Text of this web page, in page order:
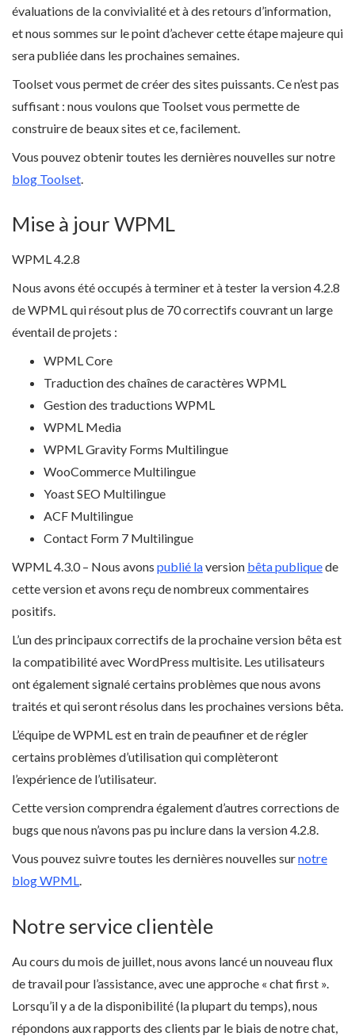
évaluations de la convivialité et à des retours d’information,
et nous sommes sur le point d’achever cette étape majeure qui
sera publiée dans les prochaines semaines.
Toolset vous permet de créer des sites puissants. Ce n’est pas
suffisant : nous voulons que Toolset vous permette de
construire de beaux sites et ce, facilement.
Vous pouvez obtenir toutes les dernières nouvelles sur notre
blog Toolset.
Mise à jour WPML
WPML 4.2.8
Nous avons été occupés à terminer et à tester la version 4.2.8
de WPML qui résout plus de 70 correctifs couvrant un large
éventail de projets :
WPML Core
Traduction des chaînes de caractères WPML
Gestion des traductions WPML
WPML Media
WPML Gravity Forms Multilingue
WooCommerce Multilingue
Yoast SEO Multilingue
ACF Multilingue
Contact Form 7 Multilingue
WPML 4.3.0 – Nous avons publié laversion bêta publiquede
cette version et avons reçu de nombreux commentaires
positifs.
L’un des principaux correctifs de la prochaine version bêta est
la compatibilité avec WordPress multisite. Les utilisateurs
ont également signalé certains problèmes que nous avons
traités et qui seront résolus dans les prochaines versions bêta.
L’équipe de WPML est en train de peaufiner et de régler
certains problèmes d’utilisation qui complèteront
l’expérience de l’utilisateur.
Cette version comprendra également d’autres corrections de
bugs que nous n’avons pas pu inclure dans la version 4.2.8.
Vous pouvez suivre toutes les dernières nouvelles surnotre
blog WPML.
Notre service clientèle
Au cours du mois de juillet, nous avons lancé un nouveau flux
de travail pour l’assistance, avec une approche « chat first ».
Lorsqu’il y a de la disponibilité (la plupart du temps), nous
répondons aux rapports des clients par le biais de notre chat,